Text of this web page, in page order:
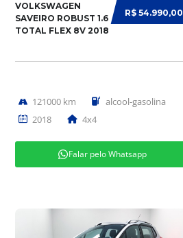
R$ 54.990,00
VOLKSWAGEN
SAVEIRO ROBUST 1.6
TOTAL FLEX 8V 2018
121000 km
alcool-gasolina
2018
4x4
Falar pelo Whatsapp